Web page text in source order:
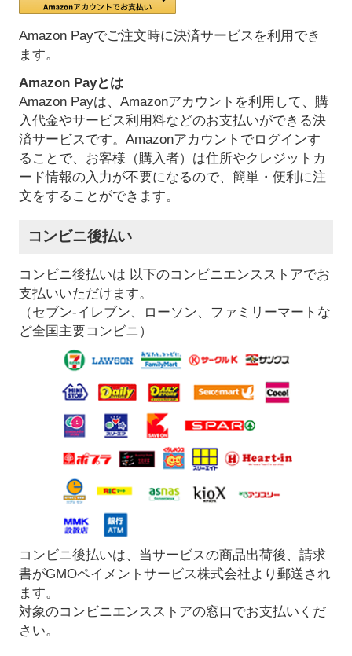
Amazon Payでご注文時に決済サービスを利用でき
ます。
Amazon Payとは
Amazon Payは、Amazonアカウントを利用して、購
入代金やサービス利用料などのお支払いができる決
済サービスです。Amazonアカウントでログインす
ることで、お客様（購入者）は住所やクレジットカ
ード情報の入力が不要になるので、簡単・便利に注
文をすることができます。
コンビニ後払い
コンビニ後払いは 以下のコンビニエンスストアでお
支払いいただけます。
（セブン-イレブン、ローソン、ファミリーマートな
ど全国主要コンビニ）
コンビニ後払いは、当サービスの商品出荷後、請求
書がGMOペイメントサービス株式会社より郵送され
ます。
対象のコンビニエンスストアの窓口でお支払いくだ
さい。